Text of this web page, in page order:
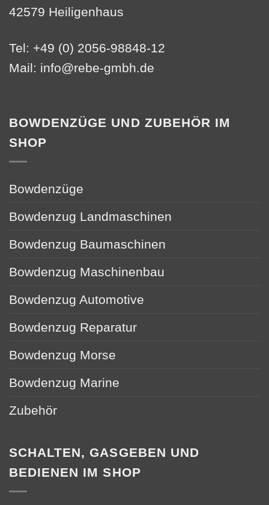
42579 Heiligenhaus
Tel: +49 (0) 2056-98848-12
Mail: info@rebe-gmbh.de
BOWDENZÜGE UND ZUBEHÖR IM
SHOP
Bowdenzüge
Bowdenzug Landmaschinen
Bowdenzug Baumaschinen
Bowdenzug Maschinenbau
Bowdenzug Automotive
Bowdenzug Reparatur
Bowdenzug Morse
Bowdenzug Marine
Zubehör
SCHALTEN, GASGEBEN UND
BEDIENEN IM SHOP